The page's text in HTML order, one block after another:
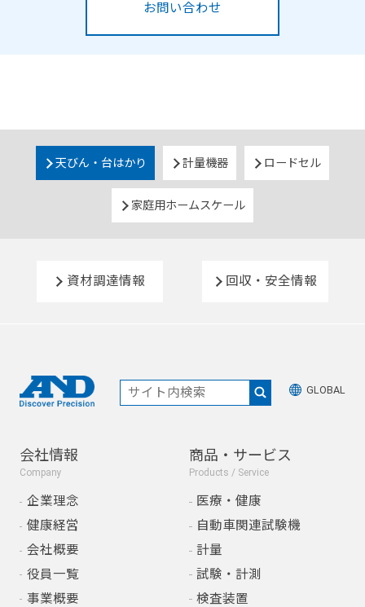
お問い合わせ
天びん・台はかり 計量機器 ロードセル
家庭用ホームスケール
資材調達情報 回収・安全情報
GLOBAL
会社情報
Company
企業理念
健康経営
会社概要
役員一覧
事業概要
商品・サービス
Products / Service
医療・健康
自動車関連試験機
計量
試験・計測
検査装置